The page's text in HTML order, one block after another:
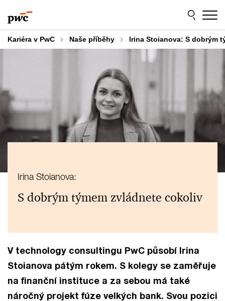
to
content
to
footer
Kariéra v PwC Naše příběhy Irina Stoianova: S dobrým
S dobrým týmem zvládnete cokoliv
Irina Stoianova:
V technology consultingu PwC působí Irina
Stoianova pátým rokem. S kolegy se zaměřuje
na finanční instituce a za sebou má také
náročný projekt fúze velkých bank. Svou pozici